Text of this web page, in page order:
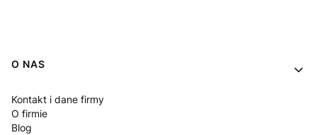
Linki w stopce
O NAS
Kontakt i dane firmy
O firmie
Blog